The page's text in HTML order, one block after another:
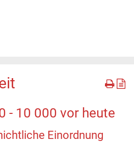
- 10 000 vor heute
Einordnung